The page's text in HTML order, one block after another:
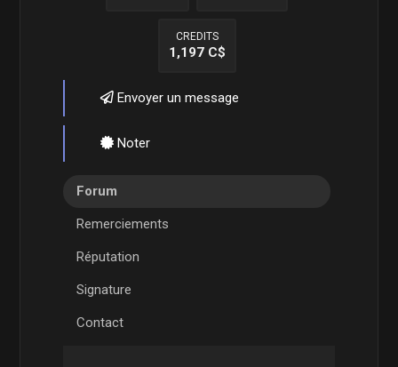
CREDITS
1,197 C$
Envoyer un message
Noter
Forum
Remerciements
Réputation
Signature
Contact